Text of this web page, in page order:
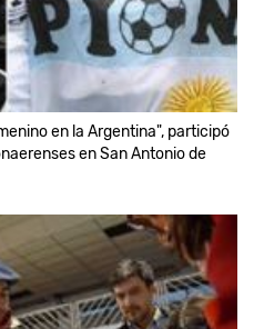
en la Argentina", participó
en San Antonio de